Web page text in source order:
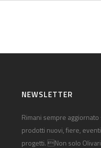
NEWSLETTER
Rimani sempre aggiornato
prodotti nuovi, fiere,
progetti. Non solo